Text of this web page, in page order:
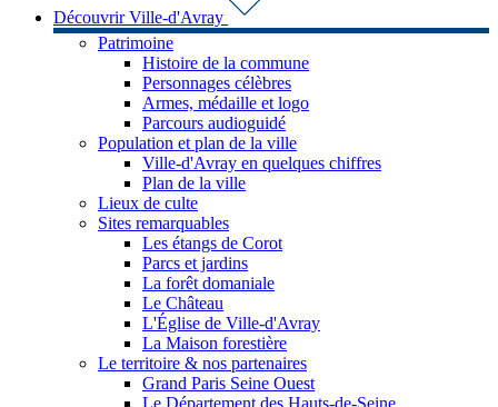
Découvrir Ville-d'Avray
Patrimoine
Histoire de la commune
Personnages célèbres
Armes, médaille et logo
Parcours audioguidé
Population et plan de la ville
Ville-d'Avray en quelques chiffres
Plan de la ville
Lieux de culte
Sites remarquables
Les étangs de Corot
Parcs et jardins
La forêt domaniale
Le Château
L'Église de Ville-d'Avray
La Maison forestière
Le territoire & nos partenaires
Grand Paris Seine Ouest
Le Département des Hauts-de-Seine